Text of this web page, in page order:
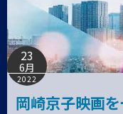
23
6月
2022
岡崎京子映画